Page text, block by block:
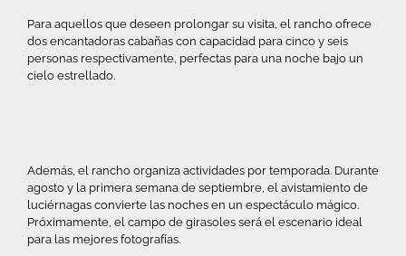
Para aquellos que deseen prolongar su visita, el rancho ofrece
dos encantadoras cabañas con capacidad para cinco y seis
personas respectivamente, perfectas para una noche bajo un
cielo estrellado.
Además, el rancho organiza actividades por temporada. Durante
agosto y la primera semana de septiembre, el avistamiento de
luciérnagas convierte las noches en un espectáculo mágico.
Próximamente, el campo de girasoles será el escenario ideal
para las mejores fotografías.